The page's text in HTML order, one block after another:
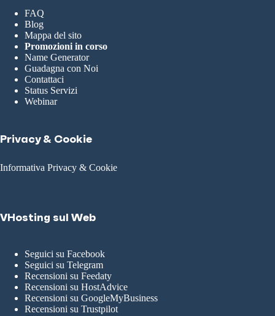
FAQ
Blog
Mappa del sito
Promozioni in corso
Name Generator
Guadagna con Noi
Contattaci
Status Servizi
Webinar
Privacy & Cookie
Informativa Privacy & Cookie
VHosting sul Web
Seguici su Facebook
Seguici su Telegram
Recensioni su Feedaty
Recensioni su HostAdvice
Recensioni su GoogleMyBusiness
Recensioni su Trustpilot